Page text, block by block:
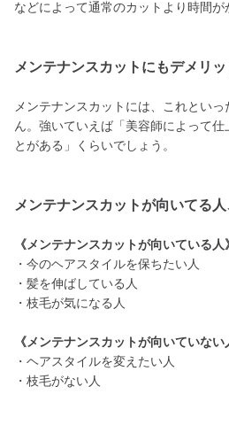
などによって通常のカットより時間が
メンテナンスカットにもデメリッ
メンテナンスカットには、これとい
ん。強いていえば「美容師によって仕
とがある」くらいでしょう。
メンテナンスカットが向いてる
《メンテナンスカットが向いている人
・今のヘアスタイルを保ちたい人
・髪を伸ばしている人
・枝毛が気になる人
《メンテナンスカットが向いていない
・ヘアスタイルを変えたい人
・枝毛がない人